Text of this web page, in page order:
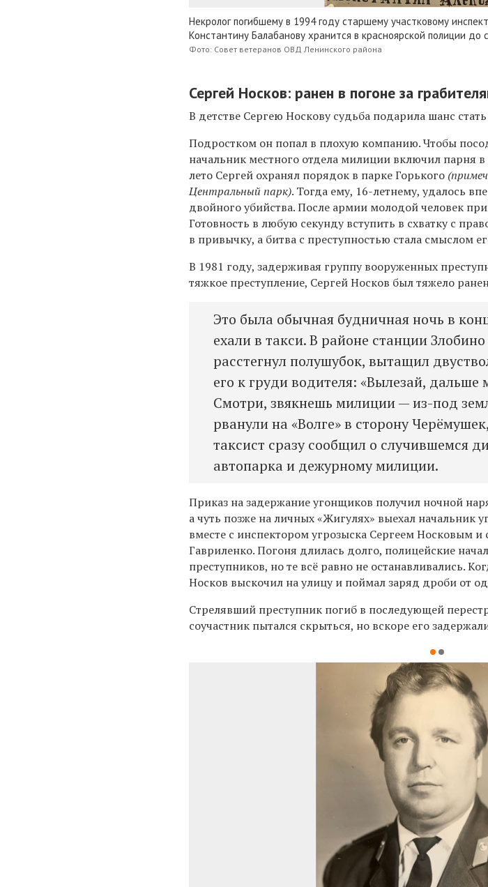
Некролог погибшему в 1994 году старшему участковому
Константину Балабанову хранится в красноярской полиции до
Фото: Совет ветеранов ОВД Ленинского района
Сергей Носков: ранен в погоне за
В детстве Сергею Носкову судьба подарила шанс
Подростком он попал в плохую компанию. Чтобы
начальник местного отдела милиции включил парня
лето Сергей охранял порядок в парке Горького
Центральный парк). Тогда ему, 16-летнему, удалось
двойного убийства. После армии молодой человек
Готовность в любую секунду вступить в схватку с
в привычку, а битва с преступностью стала смыслом
В 1981 году, задерживая группу вооруженных
тяжкое преступление, Сергей Носков был тяжело
Это была обычная будничная ночь в
ехали в такси. В районе станции
расстегнул полушубок, вытащил
его к груди водителя: «Вылезай,
Смотри, звякнешь милиции — из-под
рванули на «Волге» в сторону
таксист сразу сообщил о случившемся
автопарка и дежурному милиции.
Приказ на задержание угонщиков получил ночной
а чуть позже на личных «Жигулях» выехал начальник
вместе с инспектором угрозыска Сергеем Носковым
Гавриленко. Погоня длилась долго, полицейские
преступников, но те всё равно не останавливались.
Носков выскочил на улицу и поймал заряд дроби от
Стрелявший преступник погиб в последующей
соучастник пытался скрыться, но вскоре его